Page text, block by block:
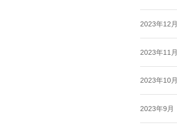
2023年12月
2023年11月
2023年10月
2023年9月